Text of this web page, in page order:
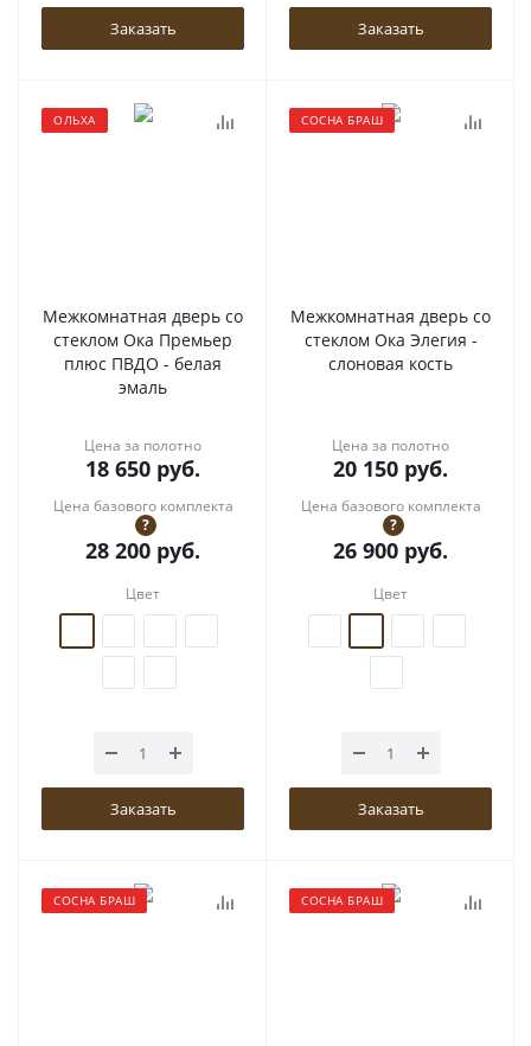
Заказать Заказать
ОЛЬХА
Межкомнатная дверь со
стеклом Ока Премьер
плюс ПВДО - белая
эмаль
Цена за полотно
18 650 руб.
Цена базового комплекта
?
28 200 руб.
Цвет
Заказать
СОСНА БРАШ
Межкомнатная дверь со
стеклом Ока Элегия -
слоновая кость
Цена за полотно
20 150 руб.
Цена базового комплекта
?
26 900 руб.
Цвет
Заказать
СОСНА БРАШ СОСНА БРАШ